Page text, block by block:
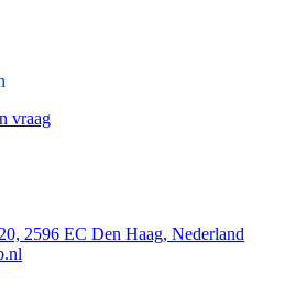
vraag
2596 EC Den Haag, Nederland